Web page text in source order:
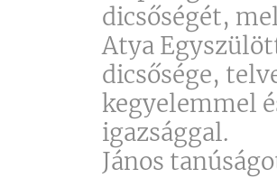
dicsőségét,
Atya
dicsősége,
kegyelemmel
igazsággal.
János